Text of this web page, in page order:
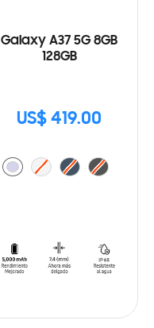
Galaxy A37 5G 8GB
128GB
US$ 419.00